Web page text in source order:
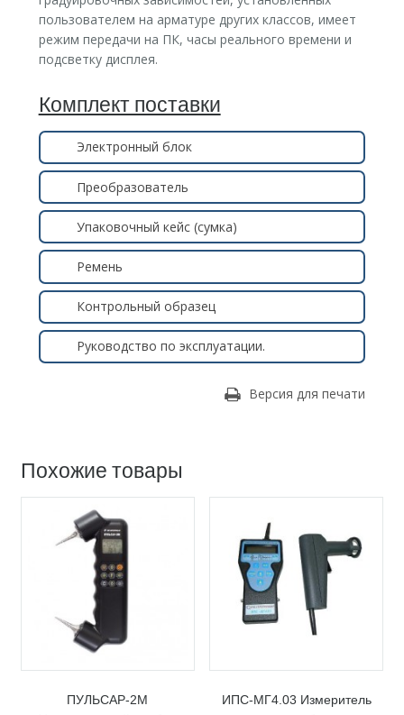
пользователем на арматуре других классов, имеет
режим передачи на ПК, часы реального времени и
подсветку дисплея.
Комплект поставки
Электронный блок
Преобразователь
Упаковочный кейс (сумка)
Ремень
Контрольный образец
Руководство по эксплуатации.
Версия для печати
Похожие товары
ПУЛЬСАР-2М
ИПС-МГ4.03 Измеритель